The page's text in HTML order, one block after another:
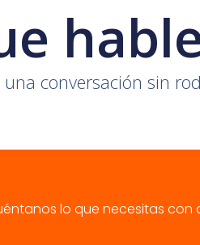
conversación sin
lo que necesitas